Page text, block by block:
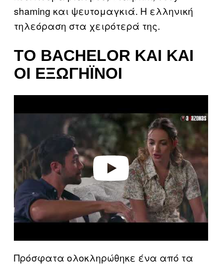
shaming και ψευτομαγκιά. Η ελληνική
τηλεόραση στα χειρότερά της.
TΟ BACHELOR ΚΑΙ ΚΑΙ
ΟΙ ΕΞΩΓΉΙΝΟΙ
a
Πρόσφατα ολοκληρώθηκε ένα από τα